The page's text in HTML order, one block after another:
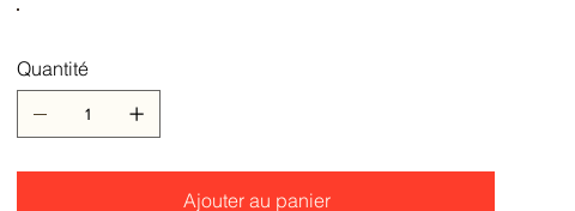
Quantité
Ajouter au panier